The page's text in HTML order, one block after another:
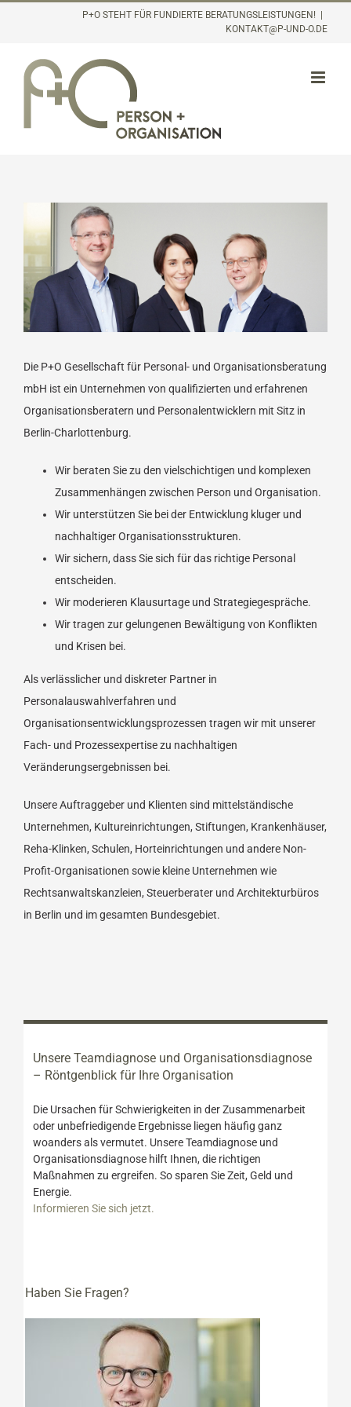
P+O STEHT FÜR FUNDIERTE BERATUNGSLEISTUNGEN!
KONTAKT@P-UND-O.DE
Die P+O Gesellschaft für Personal- und Organisationsberatung
mbH ist ein Unternehmen von qualifizierten und erfahrenen
Organisationsberatern und Personalentwicklern mit Sitz in
Berlin-Charlottenburg.
Wir beraten Sie zu den vielschichtigen und komplexen
Zusammenhängen zwischen Person und Organisation.
Wir unterstützen Sie bei der Entwicklung kluger und
nachhaltiger Organisationsstrukturen.
Wir sichern, dass Sie sich für das richtige Personal
entscheiden.
Wir moderieren Klausurtage und Strategiegespräche.
Wir tragen zur gelungenen Bewältigung von Konflikten
und Krisen bei.
Als verlässlicher und diskreter Partner in
Personalauswahlverfahren und
Organisationsentwicklungsprozessen tragen wir mit unserer
Fach- und Prozessexpertise zu nachhaltigen
Veränderungsergebnissen bei.
Unsere Auftraggeber und Klienten sind mittelständische
Unternehmen, Kultureinrichtungen, Stiftungen, Krankenhäuser,
Reha-Klinken, Schulen, Horteinrichtungen und andere Non-
Profit-Organisationen sowie kleine Unternehmen wie
Rechtsanwaltskanzleien, Steuerberater und Architekturbüros
in Berlin und im gesamten Bundesgebiet.
Unsere Teamdiagnose und Organisationsdiagnose
– Röntgenblick für Ihre Organisation
Die Ursachen für Schwierigkeiten in der Zusammenarbeit
oder unbefriedigende Ergebnisse liegen häufig ganz
woanders als vermutet. Unsere Teamdiagnose und
Organisationsdiagnose hilft Ihnen, die richtigen
Maßnahmen zu ergreifen. So sparen Sie Zeit, Geld und
Energie.
Informieren Sie sich jetzt.
Haben Sie Fragen?